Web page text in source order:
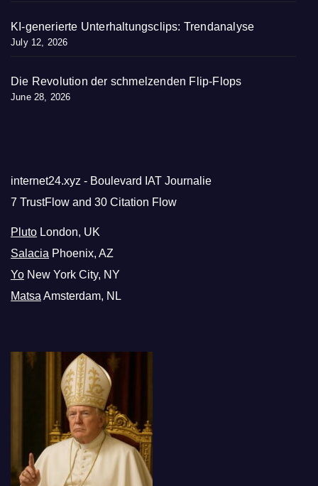
KI-generierte Unterhaltungsclips: Trendanalyse
July 12, 2026
Die Revolution der schmelzenden Flip-Flops
June 28, 2026
internet24.xyz - Boulevard IAT Journalie
7 TrustFlow and 30 Citation Flow
Pluto London, UK
Salacia Phoenix, AZ
Yo New York City, NY
Matsa Amsterdam, NL